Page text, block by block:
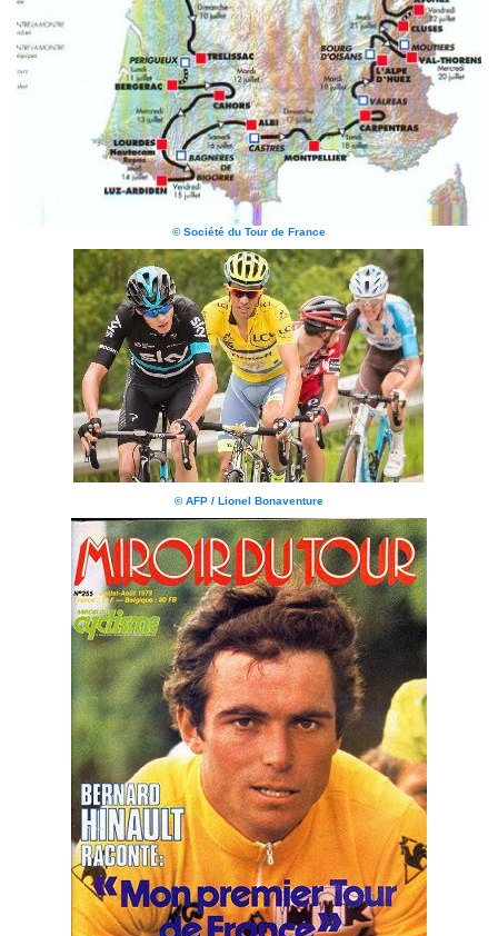
© Société du Tour de France
© AFP / Lionel Bonaventure